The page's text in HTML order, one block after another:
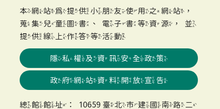
本網站為提供小朋友使用之網站，
蒐集兒童圖書、電子書等資源，並
提供線上作答等活動
隱私權及資訊安全政策
政府網站資料開放宣告
總館館址：10659 臺北市建國南路二